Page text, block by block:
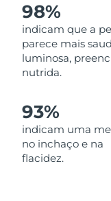
98%
indicam que a
parece mais
luminosa,
nutrida.
93%
indicam uma
no inchaço e na
flacidez.
Porto Rico
Catar
Romênia
Rússia